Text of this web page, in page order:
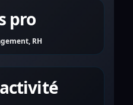
pro
RH